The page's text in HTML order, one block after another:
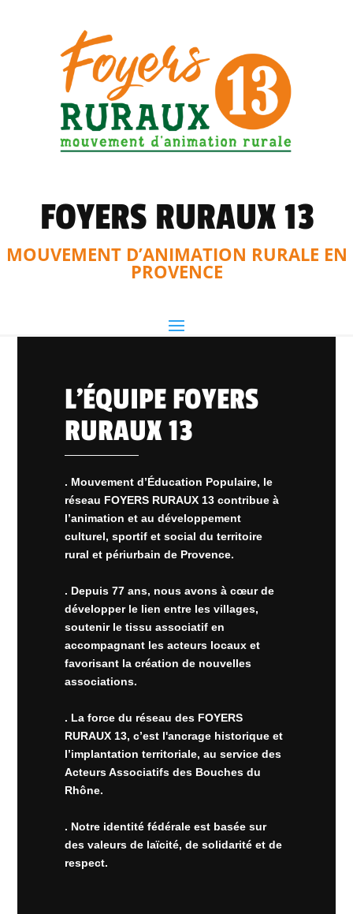
FOYERS RURAUX 13
MOUVEMENT D’ANIMATION RURALE EN
PROVENCE
L’ÉQUIPE FOYERS
RURAUX 13
. Mouvement d’Éducation Populaire, le
réseau FOYERS RURAUX 13 contribue à
l’animation et au développement
culturel, sportif et social du territoire
rural et périurbain de Provence.
. Depuis 77 ans, nous avons à cœur de
développer le lien entre les villages,
soutenir le tissu associatif en
accompagnant les acteurs locaux et
favorisant la création de nouvelles
associations.
. La force du réseau des FOYERS
RURAUX 13, c’est l'ancrage historique et
l’implantation territoriale, au service des
Acteurs Associatifs des Bouches du
Rhône.
. Notre identité fédérale est basée sur
des valeurs de laïcité, de solidarité et de
respect.